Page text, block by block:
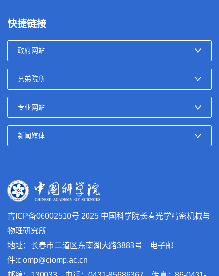
快捷链接
吉ICP备06002510号 2025 中国科学院长春光学精密机械与
物理研究所
地址：长春市二道区东南湖大路3888号 电子邮
件:ciomp@ciomp.ac.cn